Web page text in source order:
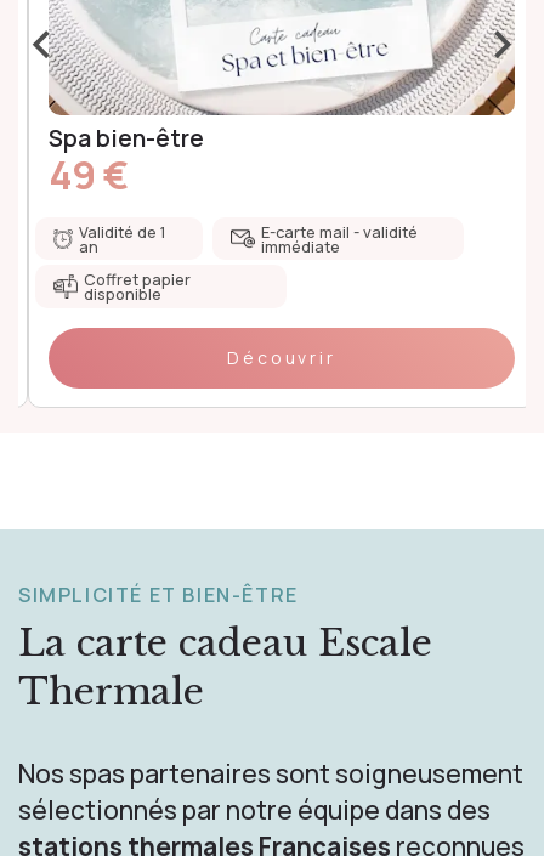
Spa bien-être
49 €
Validité de 1
an
E-carte mail - validité
immédiate
Coffret papier
disponible
Découvrir
‹ ›
SIMPLICITÉ ET BIEN-ÊTRE
La carte cadeau Escale
Thermale
Nos spas partenaires sont soigneusement
sélectionnés par notre équipe dans des
stations thermales Françaises reconnues